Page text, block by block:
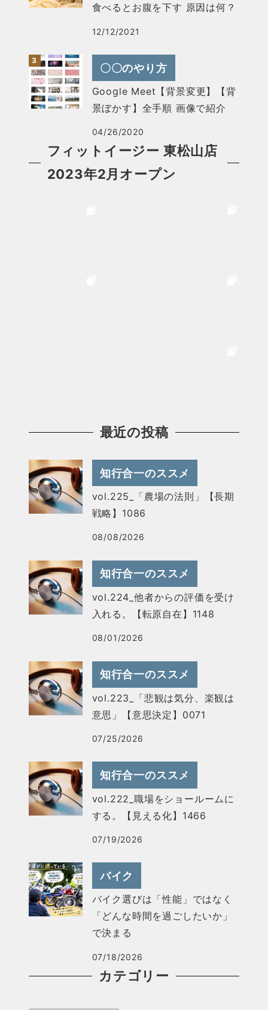
食べるとお腹を下す 原因は何？
12/12/2021
〇〇のやり方
Google Meet【背景変更】【背
景ぼかす】全手順 画像で紹介
04/26/2020
フィットイージー 東松山店
2023年2月オープン
最近の投稿
知行合一のススメ
vol.225_「農場の法則」【長期
戦略】1086
08/08/2026
知行合一のススメ
vol.224_他者からの評価を受け
入れる。【転原自在】1148
08/01/2026
知行合一のススメ
vol.223_「悲観は気分、楽観は
意思」【意思決定】0071
07/25/2026
知行合一のススメ
vol.222_職場をショールームに
する。【見える化】1466
07/19/2026
バイク
バイク選びは「性能」ではなく
「どんな時間を過ごしたいか」
で決まる
07/18/2026
カテゴリー